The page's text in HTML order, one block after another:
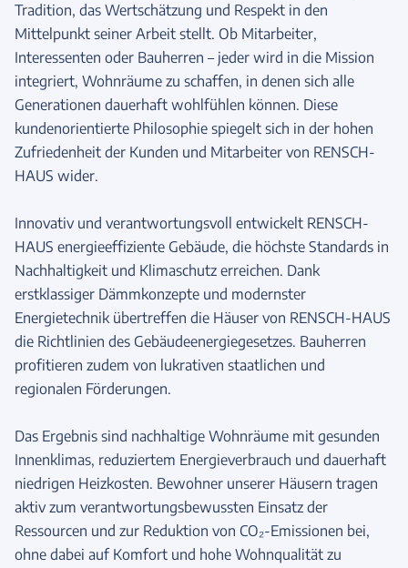
Tradition, das Wertschätzung und Respekt in den
Mittelpunkt seiner Arbeit stellt. Ob Mitarbeiter,
Interessenten oder Bauherren – jeder wird in die Mission
integriert, Wohnräume zu schaffen, in denen sich alle
Generationen dauerhaft wohlfühlen können. Diese
kundenorientierte Philosophie spiegelt sich in der hohen
Zufriedenheit der Kunden und Mitarbeiter von RENSCH-
HAUS wider.
Innovativ und verantwortungsvoll entwickelt RENSCH-
HAUS energieeffiziente Gebäude, die höchste Standards in
Nachhaltigkeit und Klimaschutz erreichen. Dank
erstklassiger Dämmkonzepte und modernster
Energietechnik übertreffen die Häuser von RENSCH-HAUS
die Richtlinien des Gebäudeenergiegesetzes. Bauherren
profitieren zudem von lukrativen staatlichen und
regionalen Förderungen.
Das Ergebnis sind nachhaltige Wohnräume mit gesunden
Innenklimas, reduziertem Energieverbrauch und dauerhaft
niedrigen Heizkosten. Bewohner unserer Häusern tragen
aktiv zum verantwortungsbewussten Einsatz der
Ressourcen und zur Reduktion von CO₂-Emissionen bei,
ohne dabei auf Komfort und hohe Wohnqualität zu